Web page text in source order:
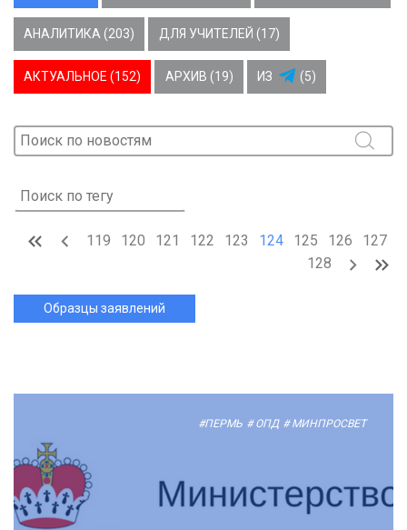
АНАЛИТИКА (203) ДЛЯ УЧИТЕЛЕЙ (17)
АКТУАЛЬНОЕ (152) АРХИВ (19) ИЗ (5)
119 120 121 122 123 124 125 126
127
128
Образцы заявлений
#ПЕРМЬ # ОПД # МИНПРОСВЕТ